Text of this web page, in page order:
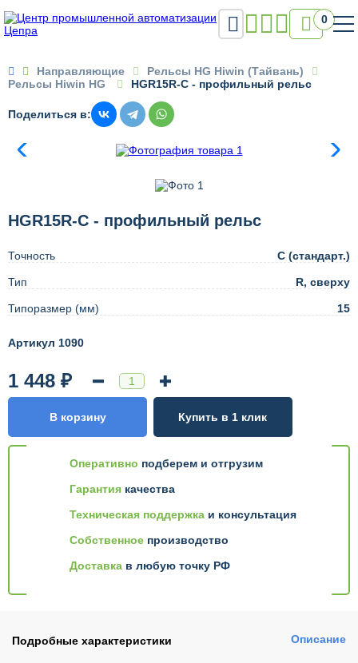
 0
 Направляющие
Рельсы HG Hiwin (Тайвань)
Рельсы Hiwin HG
HGR15R-C - профильный рельс
Поделиться в:
HGR15R-C - профильный рельс
Точность C (стандарт.)
Тип R, сверху
Типоразмер (мм) 15
Артикул 1090
Оперативно подберем и отгрузим
Гарантия качества
Техническая поддержка и консультация
Собственное производство
Доставка в любую точку РФ
1 448 ₽
В корзину Купить в 1 клик
Подробные характеристики Описание